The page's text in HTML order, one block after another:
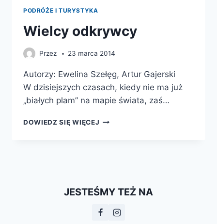
PODRÓŻE I TURYSTYKA
Wielcy odkrywcy
Przez 23 marca 2014
Autorzy: Ewelina Szełęg, Artur Gajerski
W dzisiejszych czasach, kiedy nie ma już
„białych plam” na mapie świata, zaś…
DOWIEDZ SIĘ WIĘCEJ WIELCY
JESTEŚMY TEŻ NA